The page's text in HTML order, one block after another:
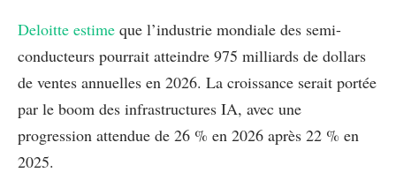
Deloitte estime que l’industrie mondiale des semi-
conducteurs pourrait atteindre 975 milliards de dollars
de ventes annuelles en 2026. La croissance serait portée
par le boom des infrastructures IA, avec une
progression attendue de 26 % en 2026 après 22 % en
2025.